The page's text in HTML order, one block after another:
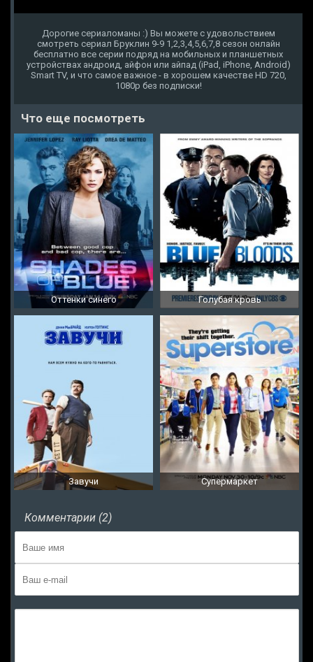
Дорогие сериаломаны :) Вы можете с удовольствием
смотреть сериал Бруклин 9-9 1,2,3,4,5,6,7,8 сезон онлайн
бесплатно все серии подряд на мобильных и планшетных
устройствах андроид, айфон или айпад (iPad, iPhone, Android)
Smart TV, и что самое важное - в хорошем качестве HD 720,
1080p без подписки!
Что еще посмотреть
Оттенки синего Голубая кровь
Завучи Супермаркет
Комментарии (2)